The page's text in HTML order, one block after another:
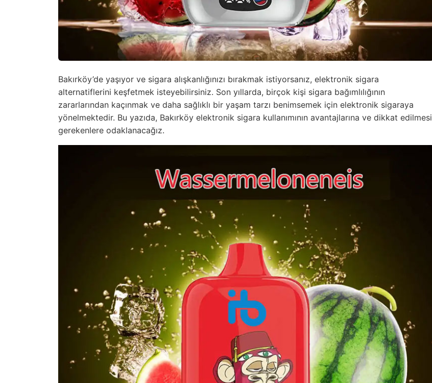
Bakırköy’de yaşıyor ve sigara alışkanlığınızı bırakmak istiyorsanız, elektronik sigara
alternatiflerini keşfetmek isteyebilirsiniz. Son yıllarda, birçok kişi sigara bağımlılığının
zararlarından kaçınmak ve daha sağlıklı bir yaşam tarzı benimsemek için elektronik sigaraya
yönelmektedir. Bu yazıda, Bakırköy elektronik sigara kullanımının avantajlarına ve dikkat edilmesi
gerekenlere odaklanacağız.